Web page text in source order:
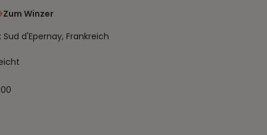
Zum Winzer
d'Epernay, Frankreich